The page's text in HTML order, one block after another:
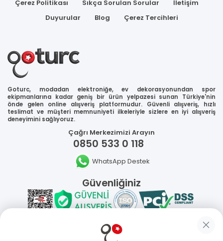
Çerez Politikası
Sıkça Sorulan Sorular
İletişim
Duyurular
Blog Çerez Tercihleri
Goturc, modadan elektroniğe, ev dekorasyonundan spor
ekipmanlarına kadar geniş bir ürün yelpazesi sunan Türkiye'nin
önde gelen online alışveriş platformudur. Güvenli alışveriş, hızlı
teslimat ve müşteri memnuniyeti ilkeleriyle sizlere en iyi alışveriş
deneyimini sağlıyoruz.
Çağrı Merkezimizi Arayın
0850 533 0 118
WhatsApp Destek
Güvenliğiniz
Sosyal Medya